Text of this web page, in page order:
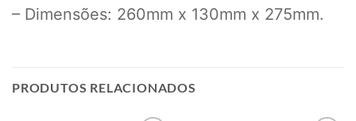
– Dimensões: 260mm x 130mm x 275mm.
PRODUTOS RELACIONADOS